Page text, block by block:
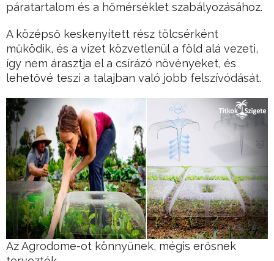
páratartalom és a hőmérséklet szabályozásához.
A középső keskenyített rész tölcsérként
működik, és a vizet közvetlenül a föld alá vezeti,
így nem árasztja el a csírázó növényeket, és
lehetővé teszi a talajban való jobb felszívódását.
Az Agrodome-ot könnyűnek, mégis erősnek